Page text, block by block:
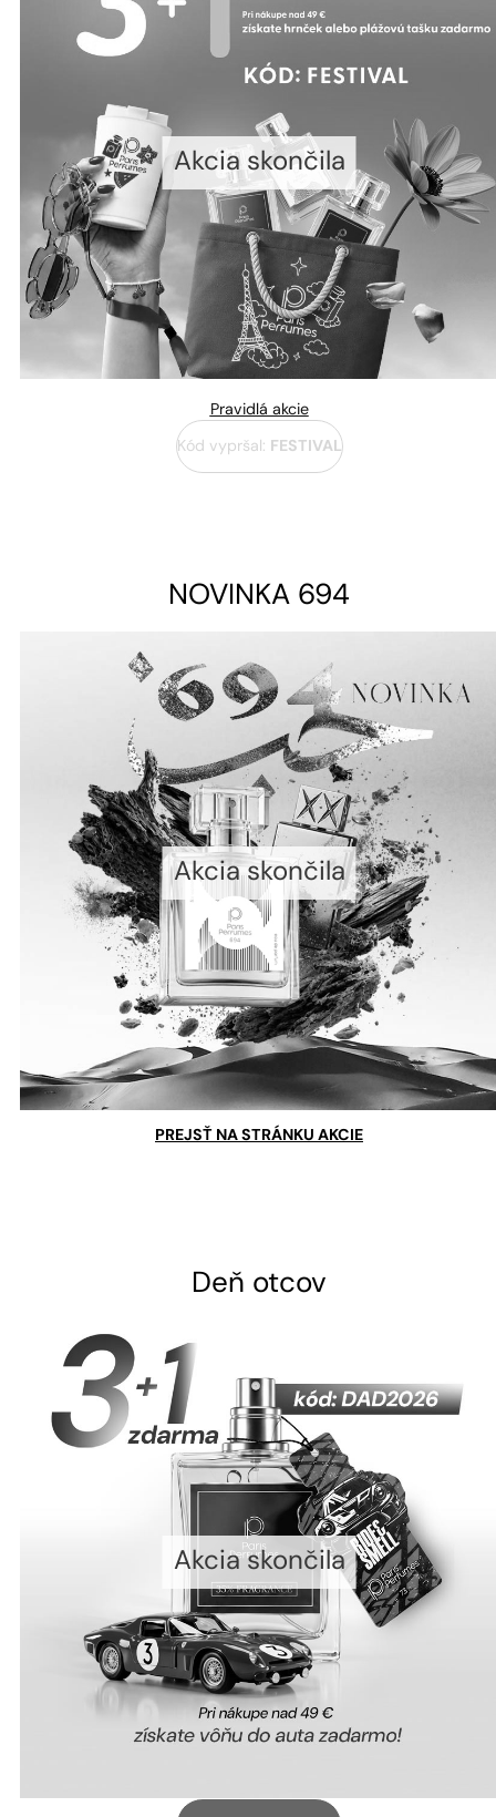
Pravidlá akcie
Kód vypršal: FESTIVAL
Akcia skončila
NOVINKA 694
PREJSŤ NA STRÁNKU AKCIE
Akcia skončila
Deň otcov
Akcia skončila